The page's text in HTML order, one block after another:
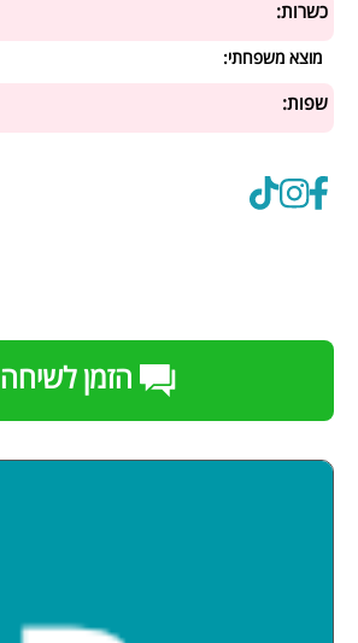
כשרות:
מוצא משפחתי:
שפות:
הזמן לשיחה